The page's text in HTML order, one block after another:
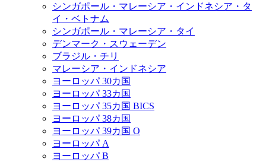
シンガポール・マレーシア・インドネシア・タ
イ・ベトナム
シンガポール・マレーシア・タイ
デンマーク・スウェーデン
ブラジル・チリ
マレーシア・インドネシア
ヨーロッパ 30カ国
ヨーロッパ 33カ国
ヨーロッパ 35カ国 BICS
ヨーロッパ 38カ国
ヨーロッパ 39カ国 O
ヨーロッパ A
ヨーロッパ B